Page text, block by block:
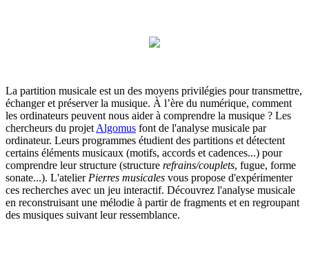
La partition musicale est un des moyens privilégies pour transmettre,
échanger et préserver la musique. À l’ère du numérique, comment
les ordinateurs peuvent nous aider à comprendre la musique ? Les
chercheurs du projet Algomus font de l'analyse musicale par
ordinateur. Leurs programmes étudient des partitions et détectent
certains éléments musicaux (motifs, accords et cadences...) pour
comprendre leur structure (structure refrains/couplets, fugue, forme
sonate...). L'atelier Pierres musicales vous propose d'expérimenter
ces recherches avec un jeu interactif. Découvrez l'analyse musicale
en reconstruisant une mélodie à partir de fragments et en regroupant
des musiques suivant leur ressemblance.